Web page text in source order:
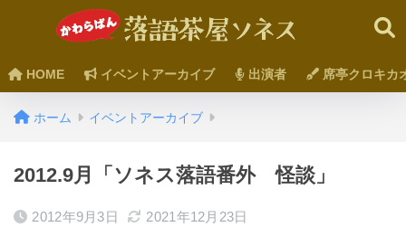
HOME イベントアーカイブ 出演者 席亭クロキカ
ホーム イベントアーカイブ
2012.9月「ソネス落語番外 怪談」
2012年9月3日 2021年12月23日